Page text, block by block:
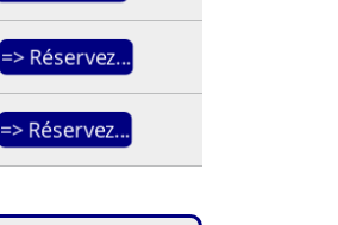
=> Réservez...
=> Réservez...